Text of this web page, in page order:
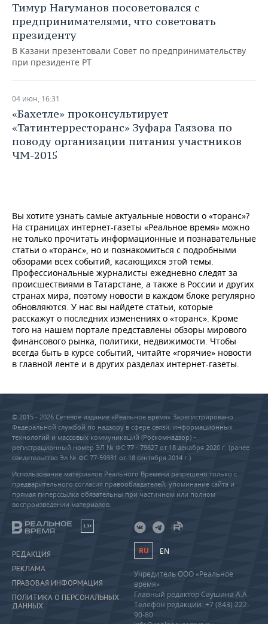
Тимур Нагуманов посоветовался с
предпринимателями, что советовать
президенту
В Казани презентовали Совет по предпринимательству
при президенте РТ
04 июн, 16:31
«Бахетле» проконсультирует
«Татинтерресторанс» Зуфара Гаязова по
поводу организации питания участников
ЧМ-2015
Вы хотите узнать самые актуальные новости о «торанс»?
На страницах интернет-газеты «Реальное время» можно
не только прочитать информационные и познавательные
статьи о «торанс», но и познакомиться с подробными
обзорами всех событий, касающихся этой темы.
Профессиональные журналисты ежедневно следят за
происшествиями в Татарстане, а также в России и других
странах мира, поэтому новости в каждом блоке регулярно
обновляются. У нас вы найдете статьи, которые
расскажут о последних изменениях о «торанс». Кроме
того на нашем портале представлены обзоры мирового
финансового рынка, политики, недвижимости. Чтобы
всегда быть в курсе событий, читайте «горячие» новости
в главной ленте и в других разделах интернет-газеты.
© 2015 - 2026 Сетевое издание «Реальное время» Зарегистрировано
Федеральной службой по надзору в сфере связи, информационных
технологий и массовых коммуникаций (Роскомнадзор) –
регистрационный номер ЭЛ № ФС 77 - 79627 от 18 декабря 2020 г. (ранее
свидетельство Эл № ФС 77-59331 от 18 сентября 2014 г.)
Использование материалов Реального Времени разрешено только с
предварительного согласия правообладателей, упоминание сайта и
прямая гиперссылка обязательны при частичном или полном
воспроизведении материалов.
18+
РЕДАКЦИЯ
РЕКЛАМА
ПРАВОВАЯ ИНФОРМАЦИЯ
ПОЛИТИКА О ПЕРСОНАЛЬНЫХ
ДАННЫХ
RU EN
Учредитель ООО «Реальное
время»
Главный редактор Саушина А.А.
Телефон редакции: +7 (843) 222-
90-80